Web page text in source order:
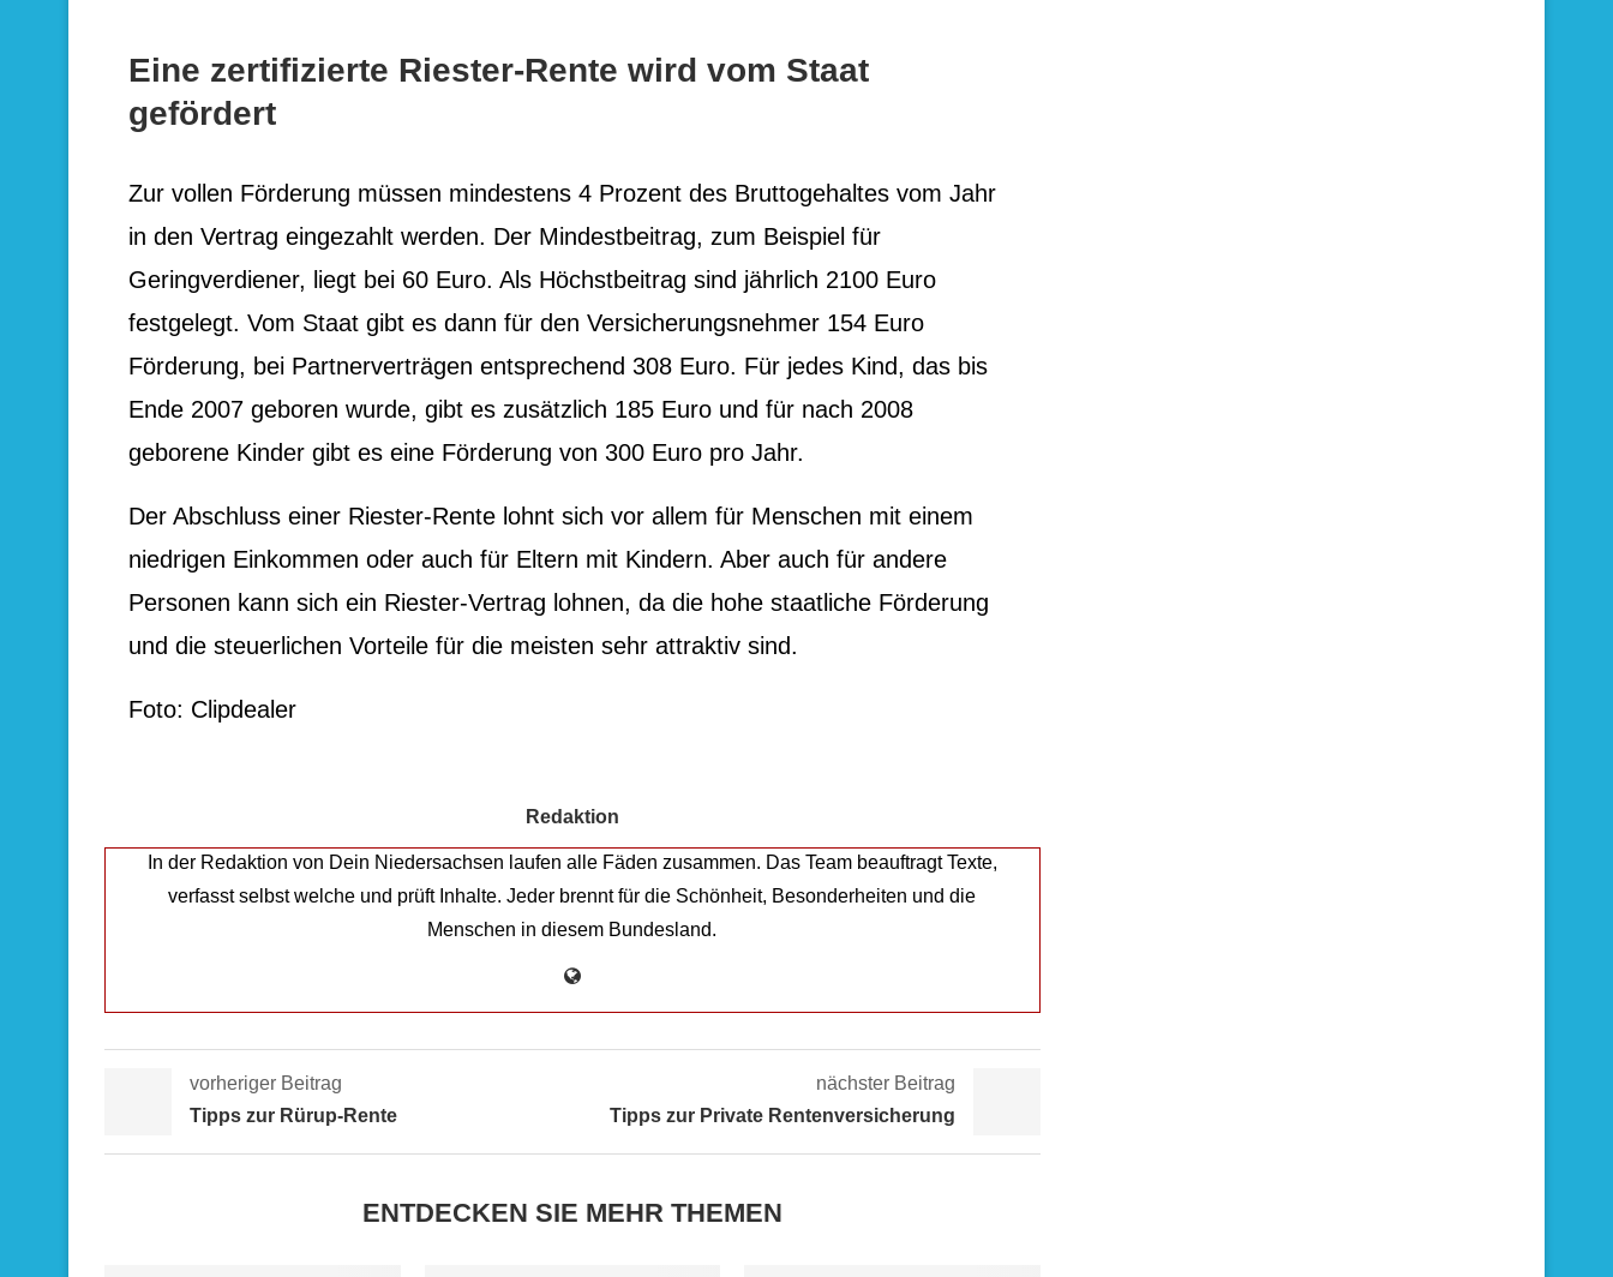
Eine zertifizierte Riester-Rente wird vom Staat
gefördert
Zur vollen Förderung müssen mindestens 4 Prozent des Bruttogehaltes vom Jahr
in den Vertrag eingezahlt werden. Der Mindestbeitrag, zum Beispiel für
Geringverdiener, liegt bei 60 Euro. Als Höchstbeitrag sind jährlich 2100 Euro
festgelegt. Vom Staat gibt es dann für den Versicherungsnehmer 154 Euro
Förderung, bei Partnerverträgen entsprechend 308 Euro. Für jedes Kind, das bis
Ende 2007 geboren wurde, gibt es zusätzlich 185 Euro und für nach 2008
geborene Kinder gibt es eine Förderung von 300 Euro pro Jahr.
Der Abschluss einer Riester-Rente lohnt sich vor allem für Menschen mit einem
niedrigen Einkommen oder auch für Eltern mit Kindern. Aber auch für andere
Personen kann sich ein Riester-Vertrag lohnen, da die hohe staatliche Förderung
und die steuerlichen Vorteile für die meisten sehr attraktiv sind.
Foto: Clipdealer
Redaktion
In der Redaktion von Dein Niedersachsen laufen alle Fäden zusammen. Das Team beauftragt Texte,
verfasst selbst welche und prüft Inhalte. Jeder brennt für die Schönheit, Besonderheiten und die
Menschen in diesem Bundesland.
vorheriger Beitrag
Tipps zur Rürup-Rente
nächster Beitrag
Tipps zur Private Rentenversicherung
ENTDECKEN SIE MEHR THEMEN